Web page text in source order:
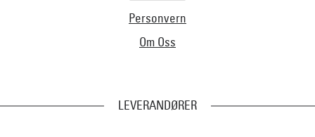
Personvern
Om Oss
LEVERANDØRER